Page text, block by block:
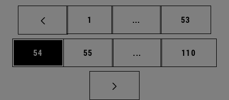
Página
1 ... Páginas intermedias
Página
53
Página
54 Página
55 ... Páginas intermedias
Página
110